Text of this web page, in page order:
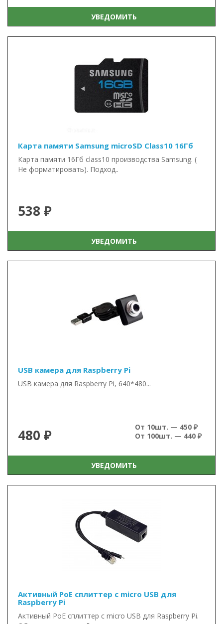
УВЕДОМИТЬ
Карта памяти Samsung microSD Class10 16Гб
Карта памяти 16Гб class10 производства Samsung. (
Не форматировать). Подход..
538 ₽
УВЕДОМИТЬ
USB камера для Raspberry Pi
USB камера для Raspberry Pi, 640*480...
480 ₽
От 10шт. — 450 ₽
От 100шт. — 440 ₽
УВЕДОМИТЬ
Активный PoE сплиттер с micro USB для
Raspberry Pi
Активный PoE сплиттер с micro USB для Raspberry Pi.